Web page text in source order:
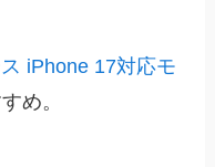
iPhone 17対応モ
め。